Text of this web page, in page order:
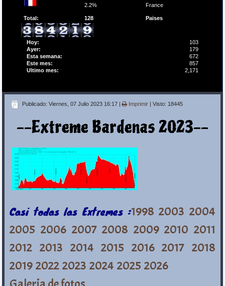
2.2%
France
Total: 128 Paises
Hoy:
103
Ayer:
179
Esta semana:
672
Este mes:
857
Ultimo mes:
2,171
Publicado: Viernes, 07 Julio 2023 16:17 | Imprimir | Visto: 18445
--Extreme Bardenas 2023--
Casi todas las Extremes :1998 2003 2004
2005 2006 2007 2008 2009 2010 2011
2012 2013 2014 2015 2016 2017 2018
2019 2022 2023 2024 2025 2026